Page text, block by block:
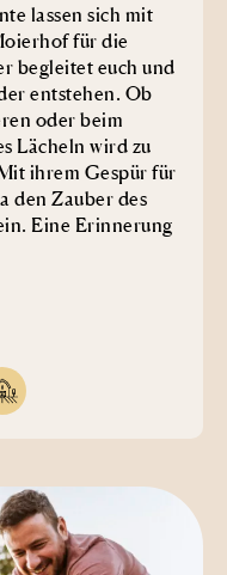
lassen sich mit
für die
begleitet euch und
entstehen. Ob
oder beim
Lächeln wird zu
ihrem Gespür für
den Zauber des
Eine Erinnerung